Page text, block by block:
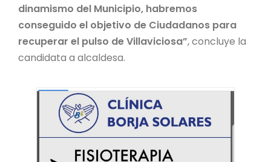
dinamismo del Municipio, habremos
conseguido el objetivo de Ciudadanos para
recuperar el pulso de Villaviciosa”, concluye la
candidata a alcaldesa.